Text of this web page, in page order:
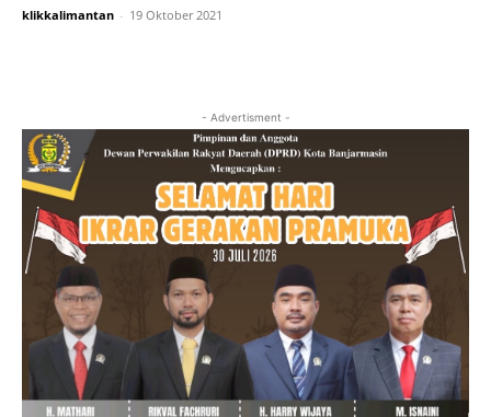
klikkalimantan - 19 Oktober 2021
- Advertisment -